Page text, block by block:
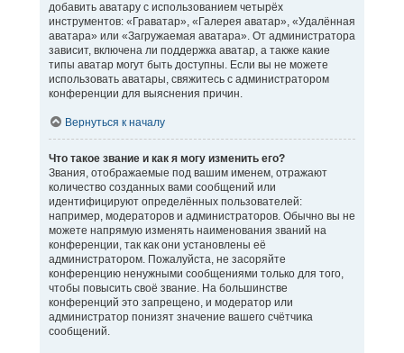
добавить аватару с использованием четырёх
инструментов: «Граватар», «Галерея аватар», «Удалённая
аватара» или «Загружаемая аватара». От администратора
зависит, включена ли поддержка аватар, а также какие
типы аватар могут быть доступны. Если вы не можете
использовать аватары, свяжитесь с администратором
конференции для выяснения причин.
Вернуться к началу
Что такое звание и как я могу изменить его?
Звания, отображаемые под вашим именем, отражают
количество созданных вами сообщений или
идентифицируют определённых пользователей:
например, модераторов и администраторов. Обычно вы не
можете напрямую изменять наименования званий на
конференции, так как они установлены её
администратором. Пожалуйста, не засоряйте
конференцию ненужными сообщениями только для того,
чтобы повысить своё звание. На большинстве
конференций это запрещено, и модератор или
администратор понизят значение вашего счётчика
сообщений.